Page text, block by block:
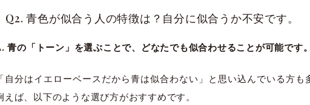
Q2. 青色が似合う人の特徴は？自分に似合うか不安です。
青の「トーン」を選ぶことで、どなたでも似合わせることが可能です。
「自分はイエローベースだから青は似合わない」と思い込んでいる方も
えば、以下のような選び方がおすすめです。